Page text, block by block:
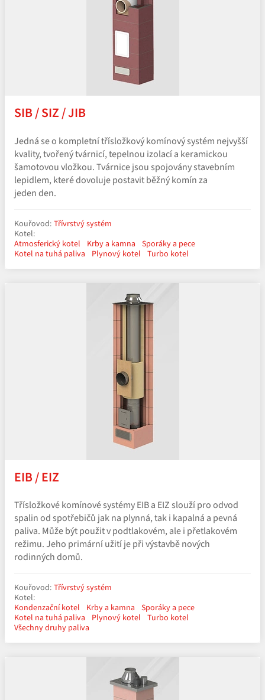
SIB / SIZ / JIB
Jedná se o kompletní třísložkový komínový systém nejvyšší
kvality, tvořený tvárnicí, tepelnou izolací a keramickou
šamotovou vložkou. Tvárnice jsou spojovány stavebním
lepidlem, které dovoluje postavit běžný komín za
jeden den.
Kouřovod: Třívrstvý systém
Kotel:
Atmosferický kotel
Krby a kamna Sporáky a pece
Kotel na tuhá paliva
Plynový kotel Turbo kotel
EIB / EIZ
Třísložkové komínové systémy EIB a EIZ slouží pro odvod
spalin od spotřebičů jak na plynná, tak i kapalná a pevná
paliva. Může být použit v podtlakovém, ale i přetlakovém
režimu. Jeho primární užití je při výstavbě nových
rodinných domů.
Kouřovod: Třívrstvý systém
Kotel:
Kondenzační kotel
Krby a kamna Sporáky a pece
Kotel na tuhá paliva
Plynový kotel Turbo kotel
Všechny druhy paliva